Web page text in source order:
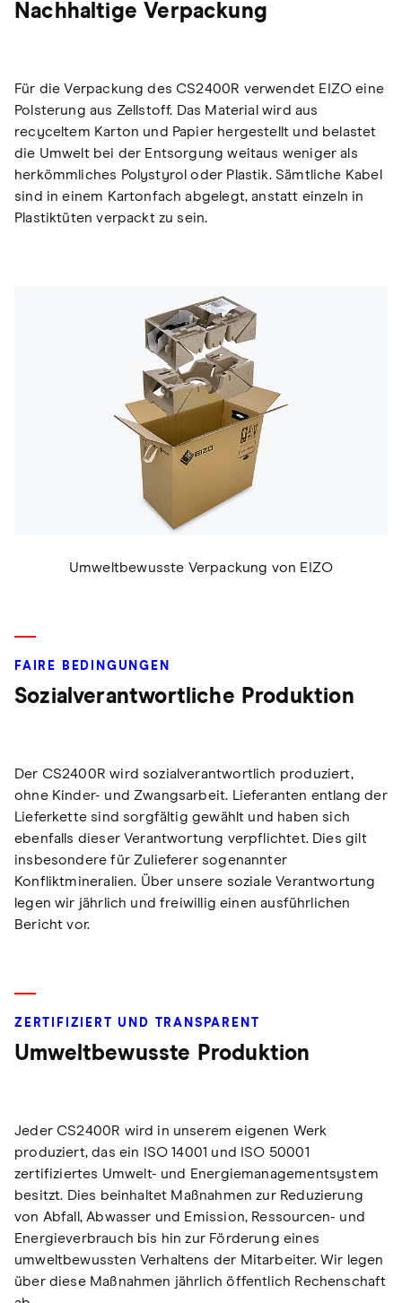
Nachhaltige Verpackung
Für die Verpackung des CS2400R verwendet EIZO eine
Polsterung aus Zellstoff. Das Material wird aus
recyceltem Karton und Papier hergestellt und belastet
die Umwelt bei der Entsorgung weitaus weniger als
herkömmliches Polystyrol oder Plastik. Sämtliche Kabel
sind in einem Kartonfach abgelegt, anstatt einzeln in
Plastiktüten verpackt zu sein.
Umweltbewusste Verpackung von EIZO
FAIRE BEDINGUNGEN
Sozialverantwortliche Produktion
Der CS2400R wird sozialverantwortlich produziert,
ohne Kinder- und Zwangsarbeit. Lieferanten entlang der
Lieferkette sind sorgfältig gewählt und haben sich
ebenfalls dieser Verantwortung verpflichtet. Dies gilt
insbesondere für Zulieferer sogenannter
Konfliktmineralien. Über unsere soziale Verantwortung
legen wir jährlich und freiwillig einen ausführlichen
Bericht vor.
ZERTIFIZIERT UND TRANSPARENT
Umweltbewusste Produktion
Jeder CS2400R wird in unserem eigenen Werk
produziert, das ein ISO 14001 und ISO 50001
zertifiziertes Umwelt- und Energiemanagementsystem
besitzt. Dies beinhaltet Maßnahmen zur Reduzierung
von Abfall, Abwasser und Emission, Ressourcen- und
Energieverbrauch bis hin zur Förderung eines
umweltbewussten Verhaltens der Mitarbeiter. Wir legen
über diese Maßnahmen jährlich öffentlich Rechenschaft